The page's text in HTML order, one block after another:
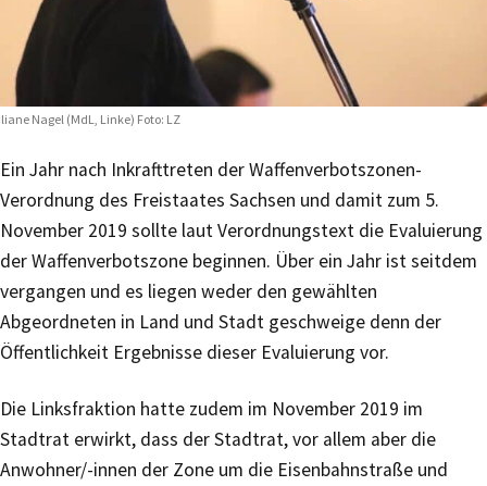
Nagel (MdL, Linke) Foto: LZ
Ein Jahr nach Inkrafttreten der Waffenverbotszonen-
Verordnung des Freistaates Sachsen und damit zum 5.
November 2019 sollte laut Verordnungstext die Evaluierung
der Waffenverbotszone beginnen. Über ein Jahr ist seitdem
vergangen und es liegen weder den gewählten
Abgeordneten in Land und Stadt geschweige denn der
Öffentlichkeit Ergebnisse dieser Evaluierung vor.
Die Linksfraktion hatte zudem im November 2019 im
Stadtrat erwirkt, dass der Stadtrat, vor allem aber die
Anwohner/-innen der Zone um die Eisenbahnstraße und